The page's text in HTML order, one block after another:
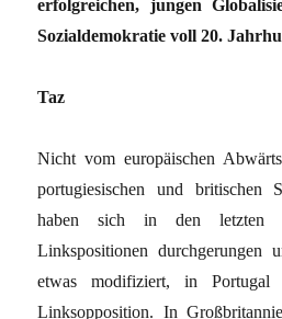
erfolgreichen, jungen
Sozialdemokratie voll 20.
Taz
Nicht vom europäischen
portugiesischen und britischen
haben sich in den letzten
Linkspositionen durchgerungen
etwas modifiziert, in Portugal
Linksopposition. In